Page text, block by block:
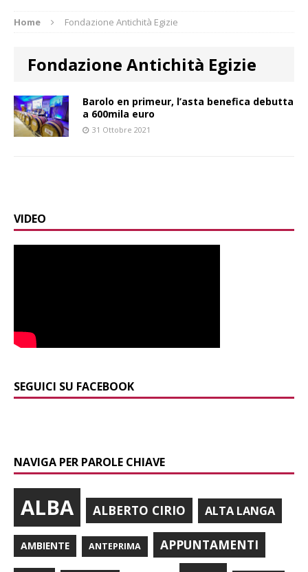
Home Fondazione Antichità Egizie
Fondazione Antichità Egizie
Barolo en primeur, l’asta benefica debutta
a 600mila euro
31 Ottobre 2021
VIDEO
SEGUICI SU FACEBOOK
NAVIGA PER PAROLE CHIAVE
ALBA ALBERTO CIRIO ALTA LANGA
AMBIENTE ANTEPRIMA APPUNTAMENTI